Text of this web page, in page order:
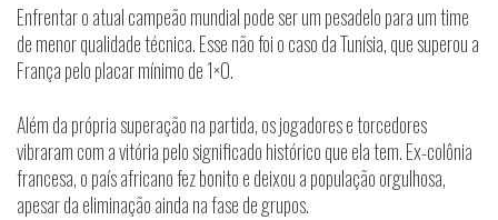
Enfrentar o atual campeão mundial pode ser um pesadelo para um time
de menor qualidade técnica. Esse não foi o caso da Tunísia, que superou a
França pelo placar mínimo de 1×0.
Além da própria superação na partida, os jogadores e torcedores
vibraram com a vitória pelo significado histórico que ela tem. Ex-colônia
francesa, o país africano fez bonito e deixou a população orgulhosa,
apesar da eliminação ainda na fase de grupos.